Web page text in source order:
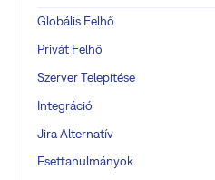
Globális Felhő
Privát Felhő
Szerver Telepítése
Integráció
Jira Alternatív
Esettanulmányok